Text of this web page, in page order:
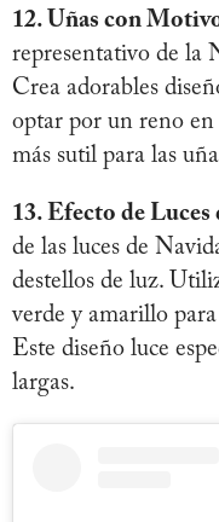
12. Uñas con
representativo de la
Crea adorables
optar por un reno en
más sutil para las
13. Efecto de Luces
de las luces de
destellos de luz.
verde y amarillo
Este diseño luce
largas.